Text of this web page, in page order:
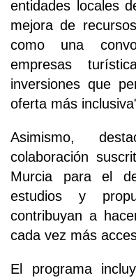
entidades locales
mejora de
como una
empresas
inversiones que
oferta más
Asimismo,
colaboración
Murcia para el
estudios y
contribuyan a
cada vez más
El programa